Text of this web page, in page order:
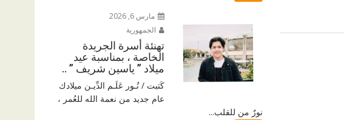
مارس 6, 2026
الجمهورية
تهنئة أسرة الجريدة
الخاصة ، بمناسبة عيد
ميلاد ” ياسين شريف ” ..
كَتبت / نُـور عَلَـم الدِّيـن ميلادك
عام جديد من نعمة الله للعُمر ،
نورٌ من للقلب...